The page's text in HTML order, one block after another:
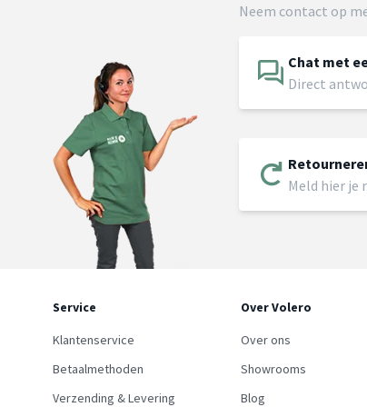
Neem contact op
Chat met
Direct
Meld hier je
Service
Klantenservice
Betaalmethoden
Verzending & Levering
Over Volero
Over ons
Showrooms
Blog